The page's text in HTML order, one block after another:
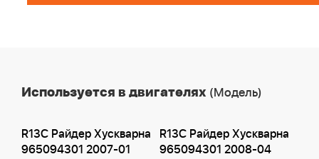
Используется в двигателях (Модель)
R13C Райдер Хускварна
965094301 2007-01
R13C Райдер Хускварна
965094301 2008-04